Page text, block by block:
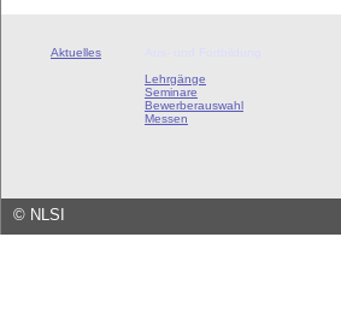
Aktuelles
Lehrgänge
Seminare
Bewerberauswahl
Messen
© NLSI